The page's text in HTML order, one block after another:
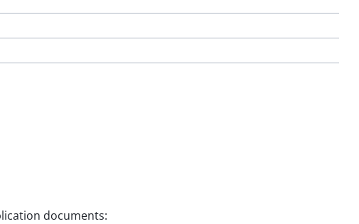
documents: